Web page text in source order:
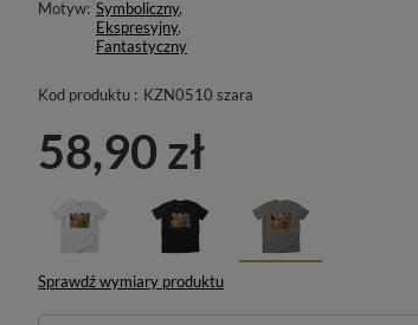
Motyw: Symboliczny,
Ekspresyjny,
Fantastyczny
Kod produktu : KZN0510 szara
58,90 zł
Sprawdź wymiary produktu